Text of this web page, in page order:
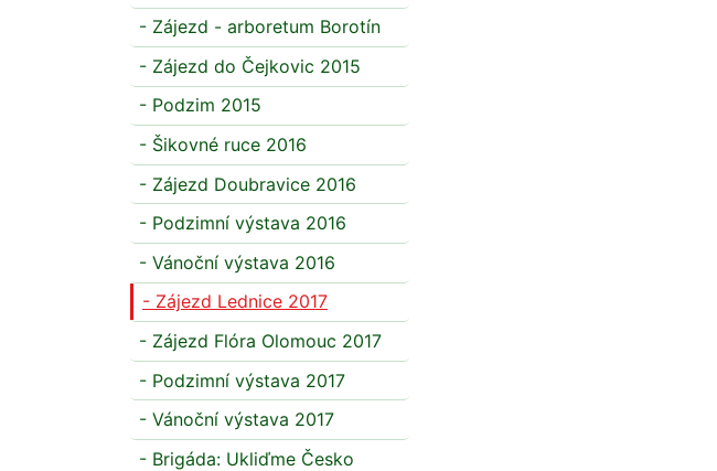
- Zájezd - arboretum Borotín
- Zájezd do Čejkovic 2015
- Podzim 2015
- Šikovné ruce 2016
- Zájezd Doubravice 2016
- Podzimní výstava 2016
- Vánoční výstava 2016
- Zájezd Lednice 2017
- Zájezd Flóra Olomouc 2017
- Podzimní výstava 2017
- Vánoční výstava 2017
- Brigáda: Ukliďme Česko